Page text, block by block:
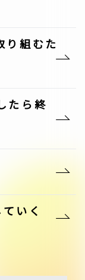
り組むた
たら終
いく